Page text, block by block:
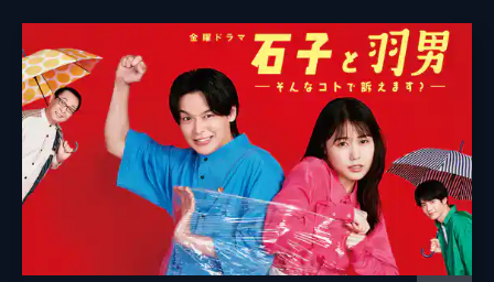
事案04 偽計業務妨害罪
５日連続で「そば処 塩崎」に来ている謎の
高校生（草川直弥）。フリマアプリで通報を
繰り返されているという彼の悩みを、塩介
（おいでやす小田）は解決できるのか！？
9分
事案05 社内人事トラブル
出張で東京に来ていた甘実（久保史緒里）の
叔父・昭斗（高橋努）が来店。同僚が昇進を
嫌がる理由が分からないと、その疑問を塩介
脚本 高矢航志
プロデューサー 新井順子
阿部愛沙美
府川亮介
阿南昭宏